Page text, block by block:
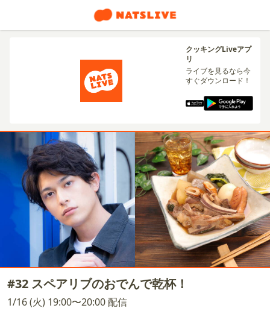
クッキングLiveアプ
リ
ライブを見るなら今
すぐダウンロード！
#32 スペアリブのおでんで乾杯！
1/16 (火) 19:00〜20:00 配信